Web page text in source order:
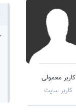
کاربر معمولی
کاربر سایت